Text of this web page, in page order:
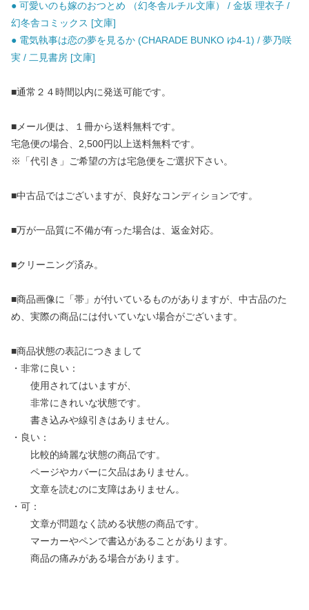
● 可愛いのも嫁のおつとめ （幻冬舎ルチル文庫） / 金坂 理衣子 /
幻冬舎コミックス [文庫]
● 電気執事は恋の夢を見るか (CHARADE BUNKO ゆ4-1) / 夢乃咲
実 / 二見書房 [文庫]
■通常２４時間以内に発送可能です。
■メール便は、１冊から送料無料です。
宅急便の場合、2,500円以上送料無料です。
※「代引き」ご希望の方は宅急便をご選択下さい。
■中古品ではございますが、良好なコンディションです。
■万が一品質に不備が有った場合は、返金対応。
■クリーニング済み。
■商品画像に「帯」が付いているものがありますが、中古品のた
め、実際の商品には付いていない場合がございます。
■商品状態の表記につきまして
・非常に良い：
使用されてはいますが、
非常にきれいな状態です。
書き込みや線引きはありません。
・良い：
比較的綺麗な状態の商品です。
ページやカバーに欠品はありません。
文章を読むのに支障はありません。
・可：
文章が問題なく読める状態の商品です。
マーカーやペンで書込があることがあります。
商品の痛みがある場合があります。